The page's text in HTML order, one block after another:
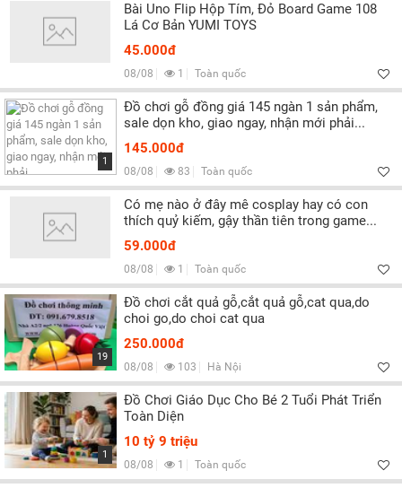
Bài Uno Flip Hộp Tím, Đỏ Board Game 108
Lá Cơ Bản YUMI TOYS
45.000đ
08/08 1 Toàn quốc
1
Đồ chơi gỗ đồng giá 145 ngàn 1 sản phẩm,
sale dọn kho, giao ngay, nhận mới phải...
145.000đ
08/08 83 Toàn quốc
Có mẹ nào ở đây mê cosplay hay có con
thích quỷ kiếm, gậy thần tiên trong game...
59.000đ
08/08 1 Toàn quốc
19
Đồ chơi cắt quả gỗ,cắt quả gỗ,cat qua,do
choi go,do choi cat qua
250.000đ
08/08 103 Hà Nội
1
Đồ Chơi Giáo Dục Cho Bé 2 Tuổi Phát Triển
Toàn Diện
10 tỷ 9 triệu
08/08 1 Toàn quốc